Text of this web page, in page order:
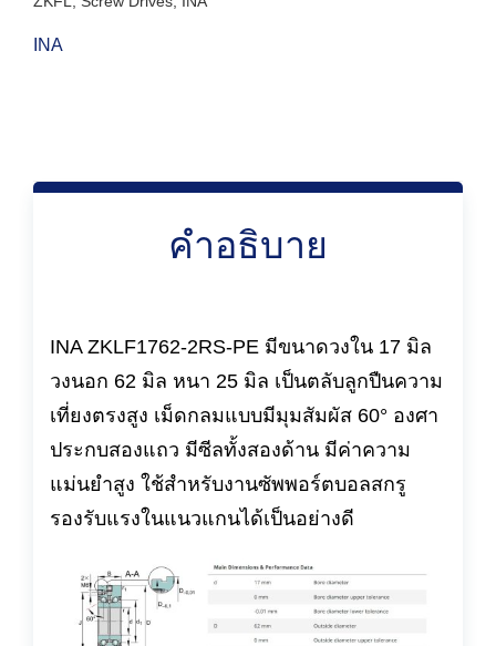
INA
คำอธิบาย
INA ZKLF1762-2RS-PE มีขนาดวงใน 17 มิล
วงนอก 62 มิล หนา 25 มิล เป็นตลับลูกปืนความ
เที่ยงตรงสูง เม็ดกลมแบบมีมุมสัมผัส 60° องศา
ประกบสองแถว มีซีลทั้งสองด้าน มีค่าความ
แม่นยำสูง ใช้สำหรับงานซัพพอร์ตบอลสกรู
รองรับแรงในแนวแกนได้เป็นอย่างดี